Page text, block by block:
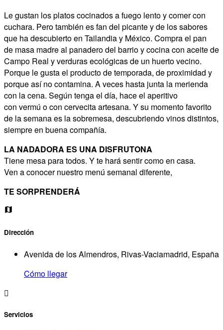
Le gustan los platos cocinados a fuego lento y comer con
cuchara. Pero también es fan del picante y de los sabores
que ha descubierto en Tailandia y México. Compra el pan
de masa madre al panadero del barrio y cocina con aceite de
Campo Real y verduras ecológicas de un huerto vecino.
Porque le gusta el producto de temporada, de proximidad y
porque así no contamina. A veces hasta junta la merienda
con la cena. Según tenga el día, hace el aperitivo
con vermú o con cervecita artesana. Y su momento favorito
de la semana es la sobremesa, descubriendo vinos distintos,
siempre en buena compañía.
LA NADADORA ES UNA DISFRUTONA
Tiene mesa para todos. Y te hará sentir como en casa.
Ven a conocer nuestro menú semanal diferente,
TE SORPRENDERÁ
Dirección
Avenida de los Almendros, Rivas-Vaciamadrid, España
Cómo llegar
Servicios